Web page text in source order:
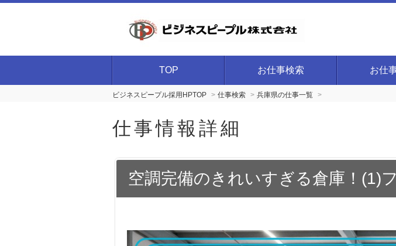
TOP お仕事検索 お仕
ビジネスピープル採用HPTOP 仕事検索 兵庫県の仕事一覧
仕事情報詳細
空調完備のきれいすぎる倉庫！(1)